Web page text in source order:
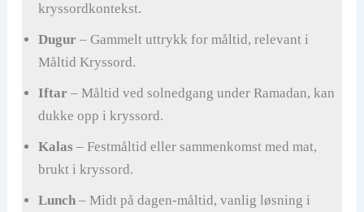
kryssordkontekst.
Dugur – Gammelt uttrykk for måltid, relevant i
Måltid Kryssord.
Iftar – Måltid ved solnedgang under Ramadan, kan
dukke opp i kryssord.
Kalas – Festmåltid eller sammenkomst med mat,
brukt i kryssord.
Lunch– Midt på dagen-måltid, vanlig løsning i